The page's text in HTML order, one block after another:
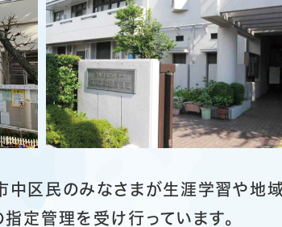
区民のみなさまが生涯学習や地
定管理を受け行っています。